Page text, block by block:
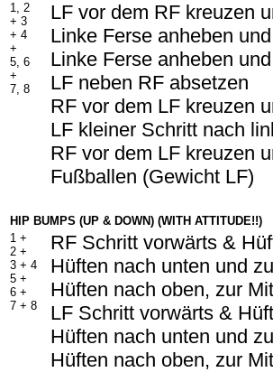
1, 2
+ 3
+ 4
+
5, 6
+
7, 8
LF vor dem RF kreuzen
Linke Ferse anheben
Linke Ferse anheben
LF neben RF absetzen
RF vor dem LF kreuzen
LF kleiner Schritt nach
RF vor dem LF kreuzen
Fußballen (Gewicht LF)
HIP BUMPS (UP & DOWN) (WITH ATTITUDE!!)
1 +
2 +
3 + 4
5 +
6 +
7 + 8
RF Schritt vorwärts &
Hüften nach unten und
Hüften nach oben, zur
LF Schritt vorwärts &
Hüften nach unten und
Hüften nach oben, zur